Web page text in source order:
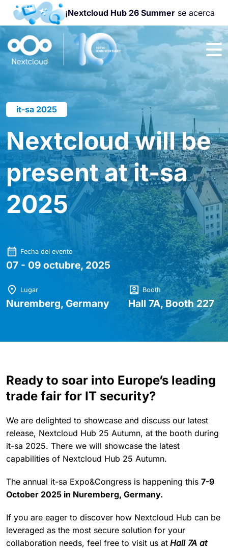
¡Nextcloud Hub 26 Summerse acerca
¡Únete a la
Nextcloud
Community
Conference
2026
it-sa 2025
Nextcloud will be
present at it-sa
2025
Fecha del evento
07 - 09 octubre, 2025
Lugar
Nuremberg, Germany
Booth
Hall 7A, Booth 227
Ready to soar into Europe’s leading
trade fair for IT security?
We are delighted to showcase and discuss our latest
release, Nextcloud Hub 25 Autumn, at the booth during
it-sa 2025. There we will showcase the latest
capabilities of Nextcloud Hub 25 Autumn.
The annual it-sa Expo&Congress is happening this 7-9
October 2025 in Nuremberg, Germany.
If you are eager to discover how Nextcloud Hub can be
leveraged as the most secure solution for your
collaboration needs, feel free to visit us at Hall 7A at